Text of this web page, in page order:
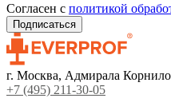
Согласен с политикой
г. Москва, Адмирала
+7 (495) 211-30-05